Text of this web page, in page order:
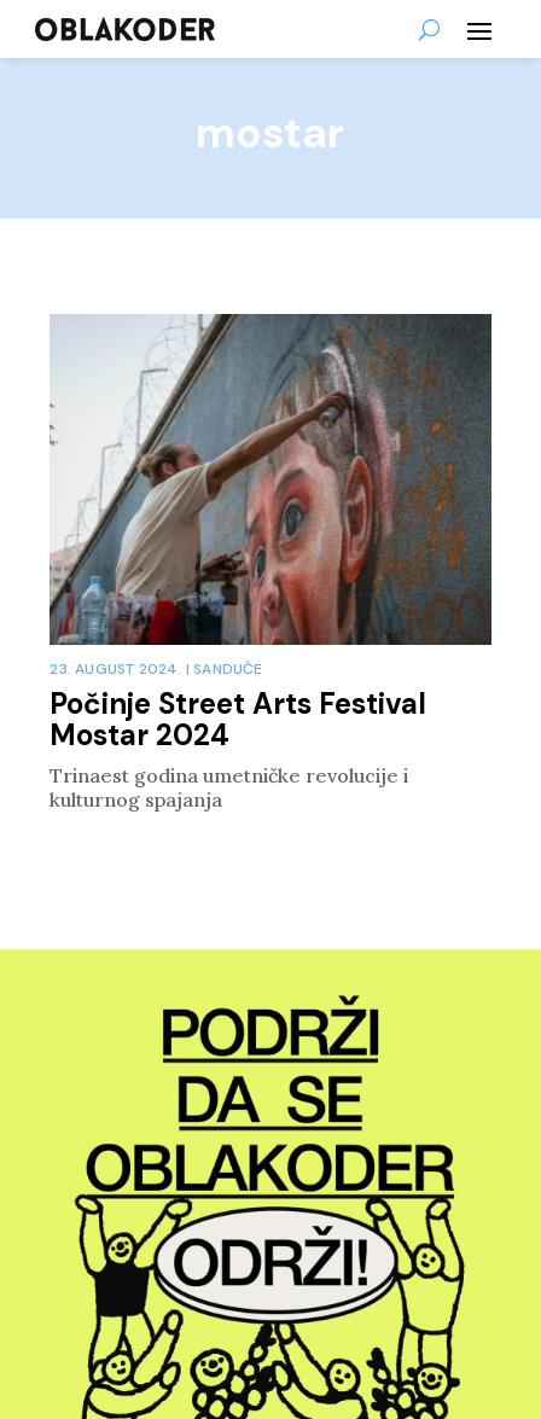
mostar
Počinje Street Arts Festival
Mostar 2024
23. AUGUST 2024. | SANDUČE
Trinaest godina umetničke revolucije i
kulturnog spajanja